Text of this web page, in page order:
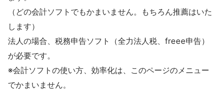
（どの会計ソフトでもかまいません。もちろん推薦はいた
します）
法人の場合、税務申告ソフト（全力法人税、freee申告）
が必要です。
※会計ソフトの使い方、効率化は、このページのメニュー
でかまいません。